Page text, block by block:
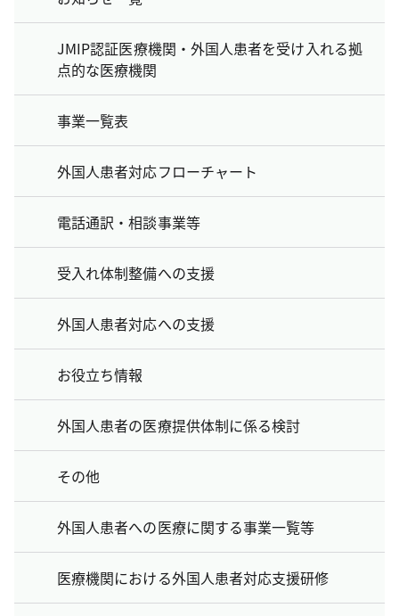
JMIP認証医療機関・外国人患者を受け入れる拠
点的な医療機関
事業一覧表
外国人患者対応フローチャート
電話通訳・相談事業等
受入れ体制整備への支援
外国人患者対応への支援
お役立ち情報
外国人患者の医療提供体制に係る検討
その他
外国人患者への医療に関する事業一覧等
医療機関における外国人患者対応支援研修